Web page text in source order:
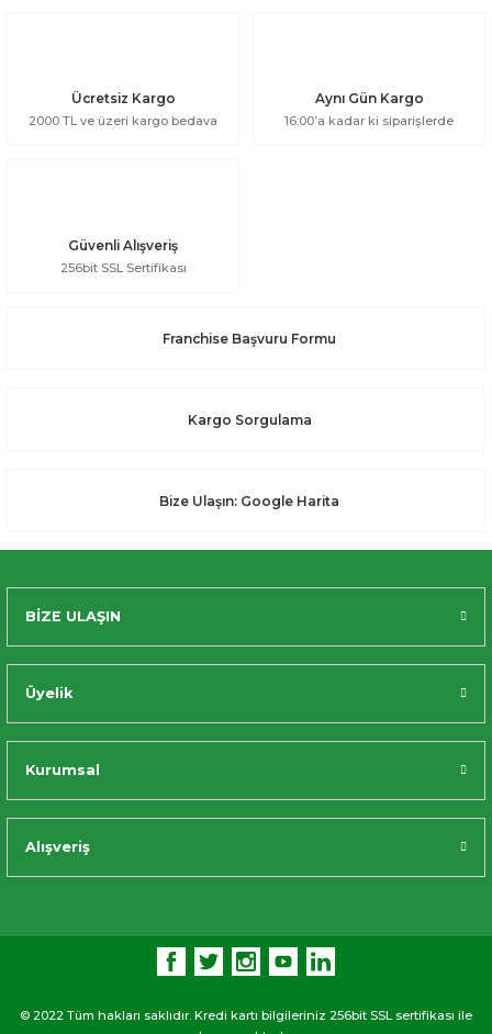
Ücretsiz Kargo
2000 TL ve üzeri kargo bedava
Aynı Gün Kargo
16:00’a kadar ki siparişlerde
Güvenli Alışveriş
256bit SSL Sertifikası
Franchise Başvuru Formu
Kargo Sorgulama
Bize Ulaşın: Google Harita
BİZE ULAŞIN
Üyelik
Kurumsal
Alışveriş
© 2022 Tüm hakları saklıdır. Kredi kartı bilgileriniz 256bit SSL sertifikası ile